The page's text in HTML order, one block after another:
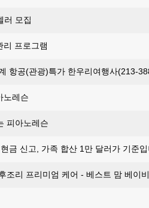
러 모집
리 프로그램
항공(관광)특가 한우리여행사(213-
노레슨
피아노레슨
금 신고, 가족 합산 1만 달러가 기준
조리 프리미엄 케어 - 베스트 맘 베이